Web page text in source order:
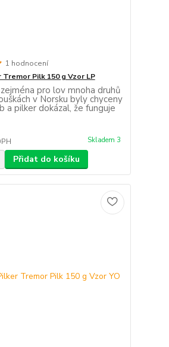
1 hodnocení
Pilk 150 g Vzor LP
pro lov mnoha druhů
v Norsku byly chyceny
a pilker dokázal, že funguje
Skladem 3
Přidat do košíku